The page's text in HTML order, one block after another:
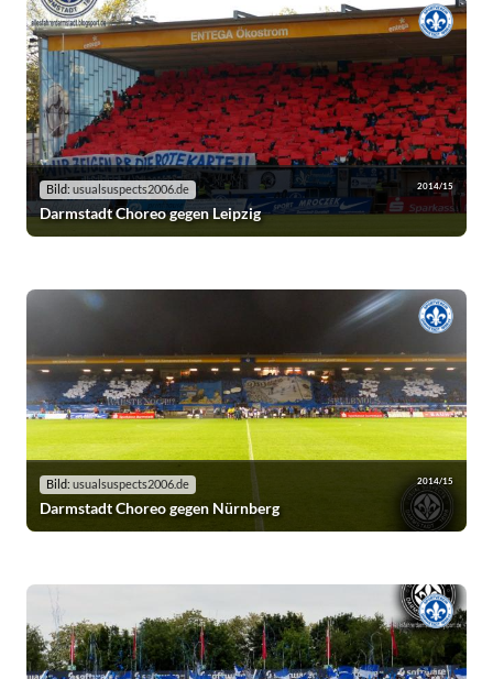
Bild: usualsuspects2006.de 2014/15
Darmstadt Choreo gegen Leipzig
Bild: usualsuspects2006.de 2014/15
Darmstadt Choreo gegen Nürnberg